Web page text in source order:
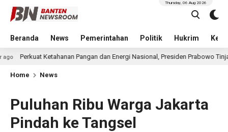
Beranda News Pemerintahan Politik Hukrim
Thursday, 06 Aug 2026
Pangan dan Energi Nasional, Presiden Prabowo Tinjau Hilirisasi
Home News
Puluhan Ribu Warga Jakarta
Pindah ke Tangsel